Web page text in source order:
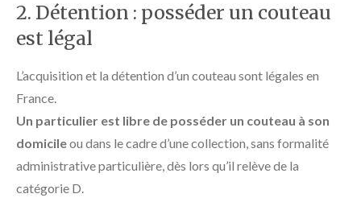
2. Détention : posséder un couteau
est légal
L’acquisition et la détention d’un couteau sont légales en
France.
Un particulier est libre de posséder un couteau à son
domicileou dans le cadre d’une collection, sans formalité
administrative particulière, dès lors qu’il relève de la
catégorie D.